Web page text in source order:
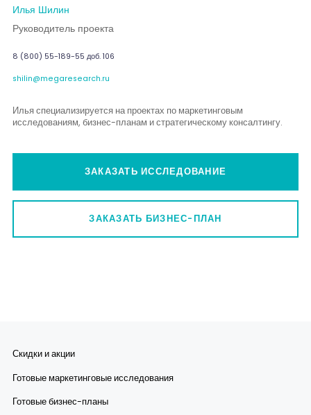
Илья Шилин
Руководитель проекта
8 (800) 55-189-55 доб. 106
shilin@megaresearch.ru
Илья специализируется на проектах по маркетинговым
исследованиям, бизнес-планам и стратегическому консалтингу.
ЗАКАЗАТЬ ИССЛЕДОВАНИЕ
ЗАКАЗАТЬ БИЗНЕС-ПЛАН
Скидки и акции
Готовые маркетинговые исследования
Готовые бизнес-планы